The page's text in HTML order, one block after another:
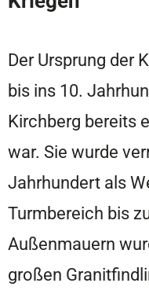
Der Ursprung der
bis ins 10.
Kirchberg bereits
war. Sie wurde
Jahrhundert als
Turmbereich bis
Außenmauern
großen